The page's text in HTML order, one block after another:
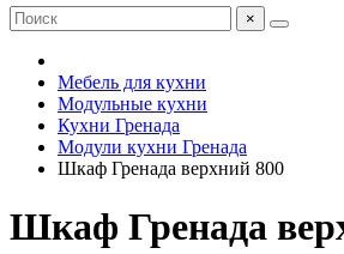
×
Мебель для кухни
Модульные кухни
Кухни Гренада
Модули кухни Гренада
Шкаф Гренада верхний 800
Шкаф Гренада